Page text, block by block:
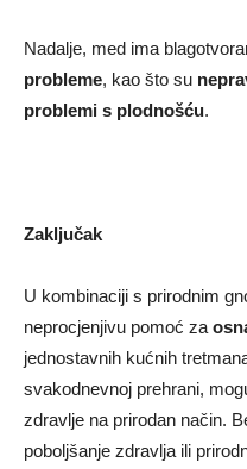
Nadalje, med ima
probleme, kao što su
problemi s plodnošću.
Zaključak
U kombinaciji s prirodnim
neprocjenjivu pomoć za
jednostavnih kućnih
svakodnevnoj prehrani,
zdravlje na prirodan način.
poboljšanje zdravlja ili